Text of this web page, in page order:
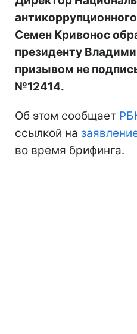
Семен Кривонос
президенту
призывом не
№12414.
Об этом сообщает
ссылкой на
во время брифинга.